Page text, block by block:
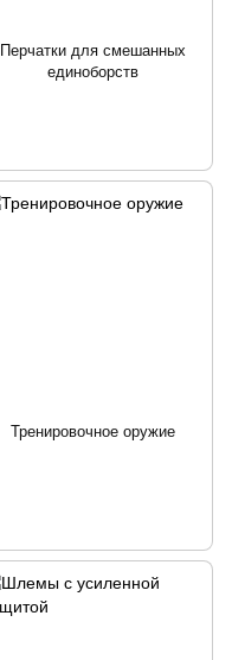
Перчатки для смешанных
единоборств
Тренировочное оружие